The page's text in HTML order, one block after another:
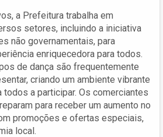
a Prefeitura trabalha em
setores, incluindo a iniciativa
não governamentais, para
enriquecedora para todos.
de dança são frequentemente
criando um ambiente vibrante
a participar. Os comerciantes
para receber um aumento no
promoções e ofertas especiais,
local.